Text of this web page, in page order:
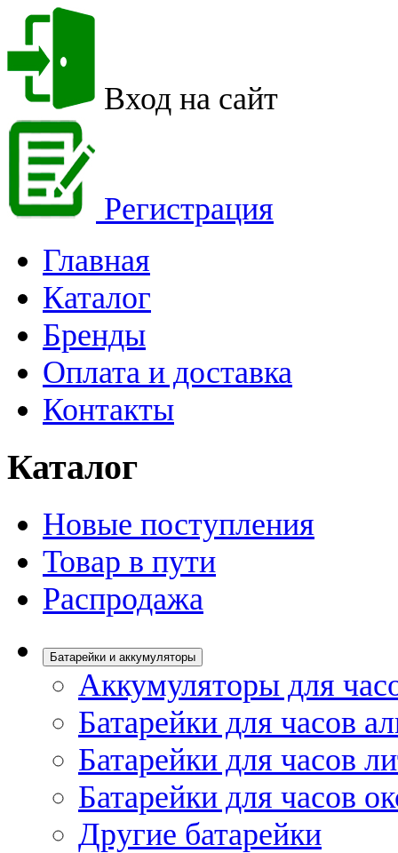
Вход на сайт
Регистрация
Главная
Каталог
Бренды
Оплата и доставка
Контакты
Каталог
Новые поступления
Товар в пути
Распродажа
Батарейки и аккумуляторы
Аккумуляторы для
Батарейки для часов
Батарейки для часов
Батарейки для часов
Другие батарейки